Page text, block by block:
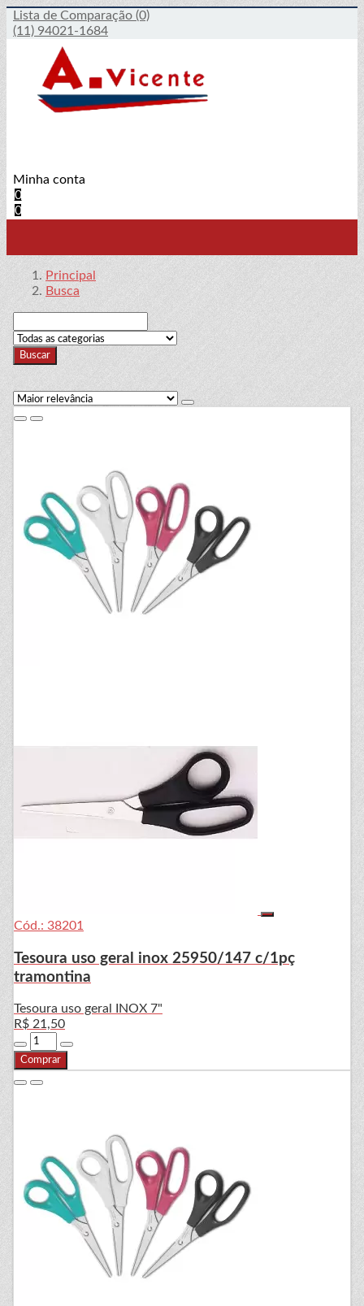
Lista de Comparação (0)
(11) 94021-1684
Minha conta
0
0
Principal
Busca
Buscar
Cód.: 38201
Tesoura uso geral inox 25950/147 c/1pç
tramontina
Tesoura uso geral INOX 7"
R$ 21,50
Comprar